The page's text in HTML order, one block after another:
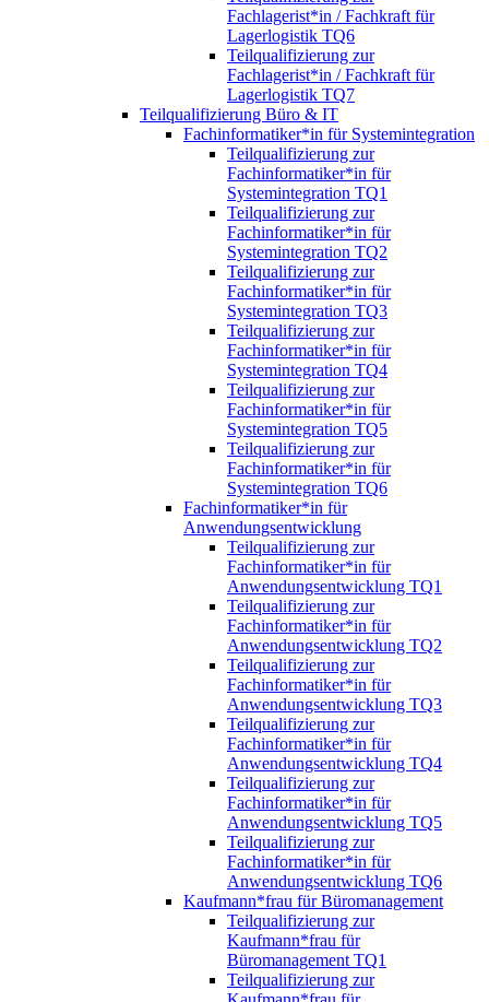
Fachlagerist*in / Fachkraft für
Lagerlogistik TQ6
Teilqualifizierung zur
Fachlagerist*in / Fachkraft für
Lagerlogistik TQ7
Teilqualifizierung Büro & IT
Fachinformatiker*in für Systemintegration
Teilqualifizierung zur
Fachinformatiker*in für
Systemintegration TQ1
Teilqualifizierung zur
Fachinformatiker*in für
Systemintegration TQ2
Teilqualifizierung zur
Fachinformatiker*in für
Systemintegration TQ3
Teilqualifizierung zur
Fachinformatiker*in für
Systemintegration TQ4
Teilqualifizierung zur
Fachinformatiker*in für
Systemintegration TQ5
Teilqualifizierung zur
Fachinformatiker*in für
Systemintegration TQ6
Fachinformatiker*in für
Anwendungsentwicklung
Teilqualifizierung zur
Fachinformatiker*in für
Anwendungsentwicklung TQ1
Teilqualifizierung zur
Fachinformatiker*in für
Anwendungsentwicklung TQ2
Teilqualifizierung zur
Fachinformatiker*in für
Anwendungsentwicklung TQ3
Teilqualifizierung zur
Fachinformatiker*in für
Anwendungsentwicklung TQ4
Teilqualifizierung zur
Fachinformatiker*in für
Anwendungsentwicklung TQ5
Teilqualifizierung zur
Fachinformatiker*in für
Anwendungsentwicklung TQ6
Kaufmann*frau für Büromanagement
Teilqualifizierung zur
Kaufmann*frau für
Büromanagement TQ1
Teilqualifizierung zur